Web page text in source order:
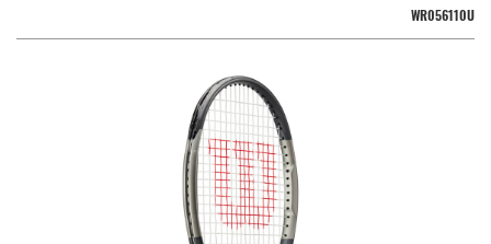
WR056110U